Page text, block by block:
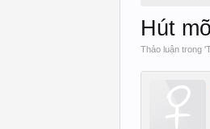
Hút
Thảo luận trong '